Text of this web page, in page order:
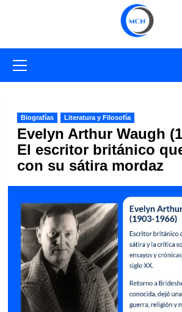
primario
Biografías Literatura y Filosofía
Evelyn Arthur Waugh
El escritor británico
con su sátira mordaz